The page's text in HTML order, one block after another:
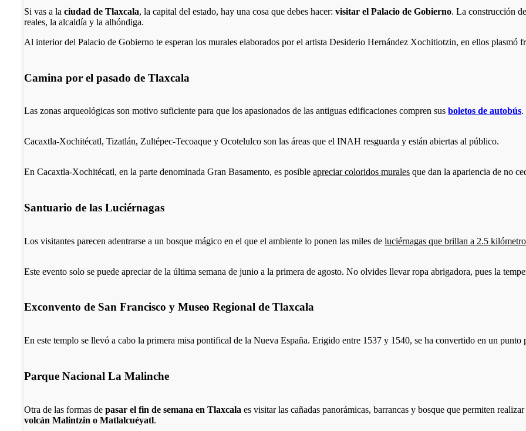
Si vas a laciudad de Tlaxcala, la capital del estado, hay una cosa que debes hacer:visitar el Palacio de Gobierno. La construcción
reales, la alcaldía y la alhóndiga.
Al interior del Palacio de Gobierno te esperan los murales elaborados por el artista Desiderio Hernández Xochitiotzin, en ellos plasmó
Camina por el pasado de Tlaxcala
Las zonas arqueológicas son motivo suficiente para que los apasionados de las antiguas edificaciones compren susboletos de autobús.
Cacaxtla-Xochitécatl, Tizatlán, Zultépec-Tecoaque y Ocotelulco son las áreas que el INAH resguarda y están abiertas al público.
En Cacaxtla-Xochitécatl, en la parte denominada Gran Basamento, es posibleapreciar coloridos murales que dan la apariencia de no
Santuario de las Luciérnagas
Los visitantes parecen adentrarse a un bosque mágico en el que el ambiente lo ponen las miles deluciérnagas que brillan a 2.5
Este evento solo se puede apreciar de la última semana de junio a la primera de agosto. No olvides llevar ropa abrigadora, pues la
Exconvento de San Francisco y Museo Regional de Tlaxcala
En este templo se llevó a cabo la primera misa pontifical de la Nueva España. Erigido entre 1537 y 1540, se ha convertido en un punto
Parque Nacional La Malinche
Otra de las formas depasar el fin de semana en Tlaxcala es visitar las cañadas panorámicas, barrancas y bosque que permiten
volcán Malintzin o Matlalcuéyatl.